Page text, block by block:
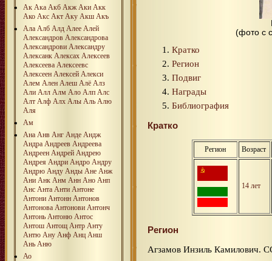
Ак Ака Акб Акж Аки Акк
Ако Акс Акт Аку Акш Акъ
Ала Алб Алд Алее Алей
Александров Александрова
Александрови Александру
Алексанк Алексах Алексеев
Алексеева Алексеевс
Алексеен Алексей Алекси
Алем Ален Алеш Алё Алз
Али Алл Алм Ало Алп Алс
Алт Алф Алх Алы Аль Алю
Аля
Ам
Ана Анв Анг Анде Андж
Андра Андреев Андреева
Андреен Андрей Андрею
Андрея Андри Андро Андру
Андрю Анду Анды Ане Анж
Ани Анк Анм Анн Ано Анп
Анс Анта Анти Антоне
Антони Антонн Антонов
Антонова Антонови Антонч
Антонь Антоню Антос
Антош Антощ Антр Анту
Антю Ану Анф Анц Анш
Ань Аню
Ао
(фото с
Кратко
Регион
Подвиг
Награды
Библиография
Кратко
Регион Возраст
14 лет
Регион
Агзамов Инзиль Камилович.